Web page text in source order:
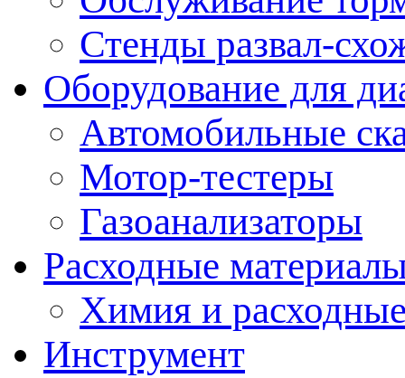
Стенды развал-
Оборудование для
Автомобильные
Мотор-тестеры
Газоанализаторы
Расходные
Химия и
Инструмент